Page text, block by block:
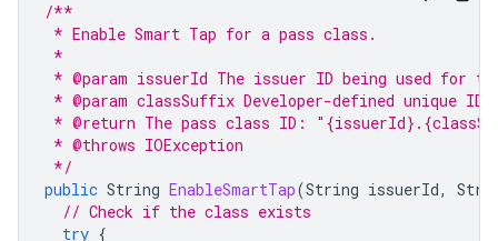
/**
* Enable Smart Tap for a pass class.
*
* @param issuerId The issuer ID being used for
* @param classSuffix Developer-defined unique
* @return The pass class ID:
* @throws IOException
*/
public String EnableSmartTap(String issuerId,
// Check if the class exists
try {